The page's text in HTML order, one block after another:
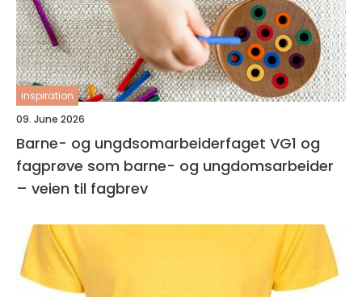
inspiration
09. June 2026
Barne- og ungdsomarbeiderfaget VG1 og
fagprøve som barne- og ungdomsarbeider
– veien til fagbrev